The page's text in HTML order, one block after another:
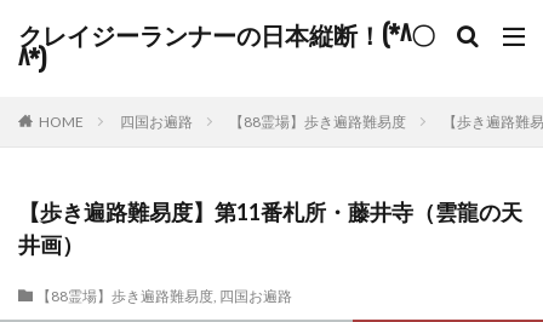
クレイジーランナーの日本縦断！(*^〇
^*)
HOME 四国お遍路 【88霊場】歩き遍路難易度 【歩き遍路難
【歩き遍路難易度】第11番札所・藤井寺（雲龍の天
井画）
【88霊場】歩き遍路難易度, 四国お遍路